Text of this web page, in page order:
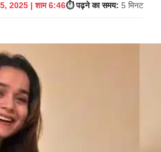
2025 | शाम 6:46⏱️ पढ़ने का समय: 5 मिनट